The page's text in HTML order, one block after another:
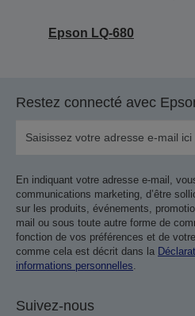
Epson LQ-680
Restez connecté avec
En indiquant votre adresse e-mail,
communications marketing, d’être
sur les produits, événements,
mail ou sous toute autre forme de
fonction de vos préférences et de
comme cela est décrit dans la
informations personnelles.
Suivez-nous